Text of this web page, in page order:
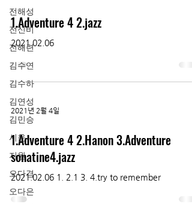
전해성
전신비
전해련
김수연
김수하
김연성
김민승
시윤
지원
오다겸
오다은
1.Adventure 4 2.jazz
2021.02.06
2021년 2월 4일
1.Adventure 4 2.Hanon 3.Adventure
sonatine4.jazz
2021.02.06 1. 2.1 3. 4.try to remember